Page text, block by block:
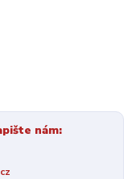
nám: